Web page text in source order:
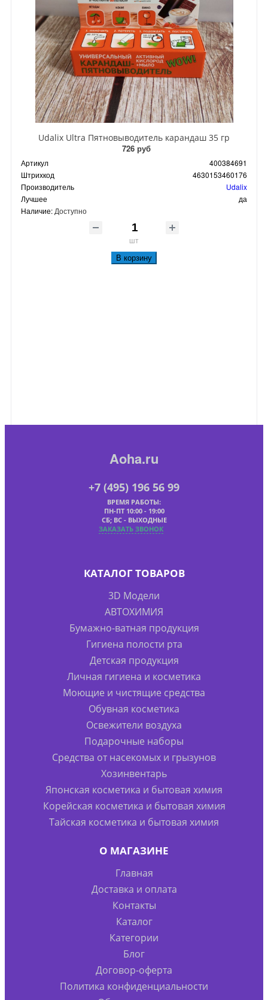
Udalix Ultra Пятновыводитель карандаш 35 гр
726 руб
Артикул
400384691
Штрихкод
4630153460176
Производитель
Udalix
Лучшее
да
Наличие: Доступно
шт
В корзину
Aoha.ru
+7 (495) 196 56 99
ВРЕМЯ РАБОТЫ:
ПН-ПТ 10:00 - 19:00
СБ; ВС - ВЫХОДНЫЕ
ЗАКАЗАТЬ ЗВОНОК
КАТАЛОГ ТОВАРОВ
3D Модели
АВТОХИМИЯ
Бумажно-ватная продукция
Гигиена полости рта
Детская продукция
Личная гигиена и косметика
Моющие и чистящие средства
Обувная косметика
Освежители воздуха
Подарочные наборы
Средства от насекомых и грызунов
Хозинвентарь
Японская косметика и бытовая химия
Корейская косметика и бытовая химия
Тайская косметика и бытовая химия
О МАГАЗИНЕ
Главная
Доставка и оплата
Контакты
Каталог
Категории
Блог
Договор-оферта
Политика конфиденциальности